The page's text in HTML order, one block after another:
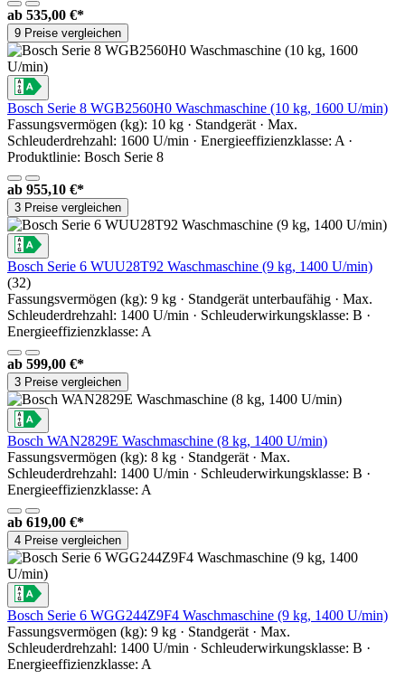
ab 535,00 €*
9 Preise vergleichen
Bosch Serie 8 WGB2560H0 Waschmaschine (10 kg, 1600 U/min)
Fassungsvermögen (kg): 10 kg · Standgerät · Max.
Schleuderdrehzahl: 1600 U/min · Energieeffizienzklasse: A ·
Produktlinie: Bosch Serie 8
ab 955,10 €*
3 Preise vergleichen
Bosch Serie 6 WUU28T92 Waschmaschine (9 kg, 1400 U/min)
(32)
Fassungsvermögen (kg): 9 kg · Standgerät unterbaufähig · Max.
Schleuderdrehzahl: 1400 U/min · Schleuderwirkungsklasse: B ·
Energieeffizienzklasse: A
ab 599,00 €*
3 Preise vergleichen
Bosch WAN2829E Waschmaschine (8 kg, 1400 U/min)
Fassungsvermögen (kg): 8 kg · Standgerät · Max.
Schleuderdrehzahl: 1400 U/min · Schleuderwirkungsklasse: B ·
Energieeffizienzklasse: A
ab 619,00 €*
4 Preise vergleichen
Bosch Serie 6 WGG244Z9F4 Waschmaschine (9 kg, 1400 U/min)
Fassungsvermögen (kg): 9 kg · Standgerät · Max.
Schleuderdrehzahl: 1400 U/min · Schleuderwirkungsklasse: B ·
Energieeffizienzklasse: A